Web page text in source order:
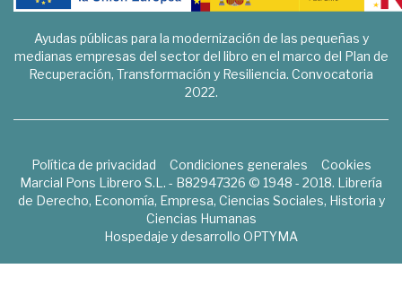
Ayudas públicas para la modernización de las pequeñas y
medianas empresas del sector del libro en el marco del Plan de
Recuperación, Transformación y Resiliencia. Convocatoria
2022.
Política de privacidad Condiciones generales
Cookies
Marcial Pons Librero S.L. - B82947326 © 1948 - 2018. Librería
de Derecho, Economía, Empresa, Ciencias Sociales, Historia y
Ciencias Humanas
Hospedaje y desarrollo OPTYMA